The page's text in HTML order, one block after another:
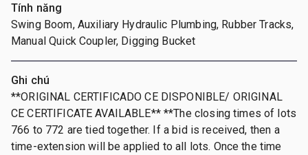
Tính năng
Swing Boom, Auxiliary Hydraulic Plumbing, Rubber Tracks,
Manual Quick Coupler, Digging Bucket
Ghi chú
**ORIGINAL CERTIFICADO CE DISPONIBLE/ ORIGINAL
CE CERTIFICATE AVAILABLE** **The closing times of lots
766 to 772 are tied together. If a bid is received, then a
time-extension will be applied to all lots. Once the time